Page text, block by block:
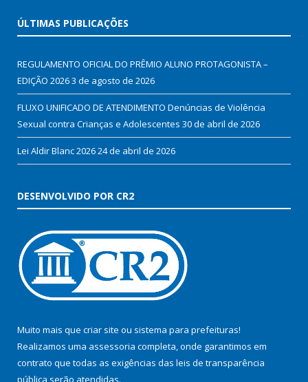
ÚLTIMAS PUBLICAÇÕES
REGULAMENTO OFICIAL DO PRÊMIO ALUNO PROTAGONISTA –
EDIÇÃO 20263 de agosto de 2026
FLUXO UNIFICADO DE ATENDIMENTO Denúncias de Violência
Sexual contra Crianças e Adolescentes 30 de abril de 2026
Lei Aldir Blanc 202624 de abril de 2026
DESENVOLVIDO POR CR2
Muito mais que criar site ou sistema para prefeituras!
Realizamos uma assessoria completa, onde garantimos em
contrato que todas as exigências das leis de transparência
pública serão atendidas.